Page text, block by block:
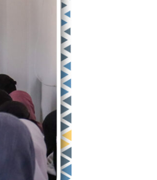
الصحية
قسم
العلوم
المخبرية
السنة
الثانية
مقرر
الإسعافات
الأولية